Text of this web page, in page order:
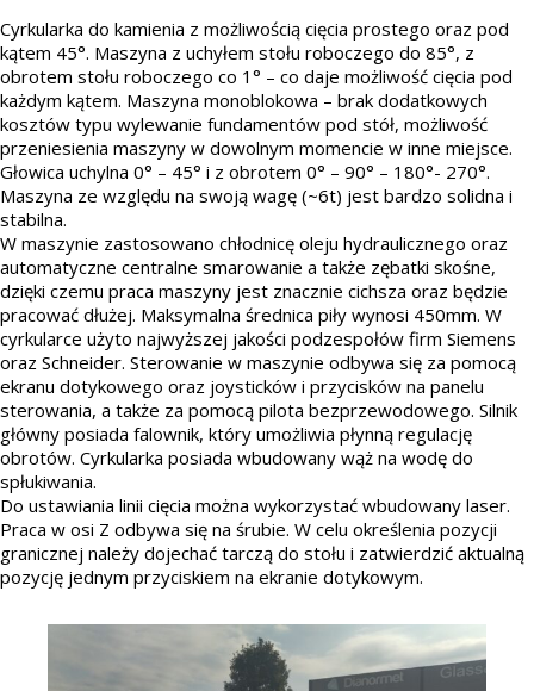
Cyrkularka do kamienia z możliwością cięcia prostego oraz pod
kątem 45°. Maszyna z uchyłem stołu roboczego do 85°, z
obrotem stołu roboczego co 1° – co daje możliwość cięcia pod
każdym kątem. Maszyna monoblokowa – brak dodatkowych
kosztów typu wylewanie fundamentów pod stół, możliwość
przeniesienia maszyny w dowolnym momencie w inne miejsce.
Głowica uchylna 0° – 45° i z obrotem 0° – 90° – 180°- 270°.
Maszyna ze względu na swoją wagę (~6t) jest bardzo solidna i
stabilna.
W maszynie zastosowano chłodnicę oleju hydraulicznego oraz
automatyczne centralne smarowanie a także zębatki skośne,
dzięki czemu praca maszyny jest znacznie cichsza oraz będzie
pracować dłużej. Maksymalna średnica piły wynosi 450mm. W
cyrkularce użyto najwyższej jakości podzespołów firm Siemens
oraz Schneider. Sterowanie w maszynie odbywa się za pomocą
ekranu dotykowego oraz joysticków i przycisków na panelu
sterowania, a także za pomocą pilota bezprzewodowego. Silnik
główny posiada falownik, który umożliwia płynną regulację
obrotów. Cyrkularka posiada wbudowany wąż na wodę do
spłukiwania.
Do ustawiania linii cięcia można wykorzystać wbudowany laser.
Praca w osi Z odbywa się na śrubie. W celu określenia pozycji
granicznej należy dojechać tarczą do stołu i zatwierdzić aktualną
pozycję jednym przyciskiem na ekranie dotykowym.